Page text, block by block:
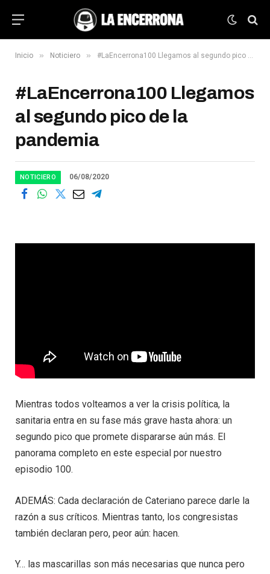
Inicio » Noticiero » #LaEncerrona100 Llegamos al segundo pico de la pandemia
#LaEncerrona100 Llegamos
al segundo pico de la
pandemia
NOTICIERO 06/08/2020
Mientras todos volteamos a ver la crisis política, la
sanitaria entra en su fase más grave hasta ahora: un
segundo pico que promete dispararse aún más. El
panorama completo en este especial por nuestro
episodio 100.
ADEMÁS: Cada declaración de Cateriano parece darle la
razón a sus críticos. Mientras tanto, los congresistas
también declaran pero, peor aún: hacen.
Y… las mascarillas son más necesarias que nunca pero